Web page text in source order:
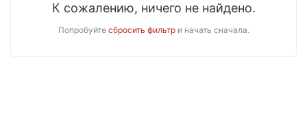
К сожалению, ничего не найдено.
Попробуйте сбросить фильтри начать сначала.